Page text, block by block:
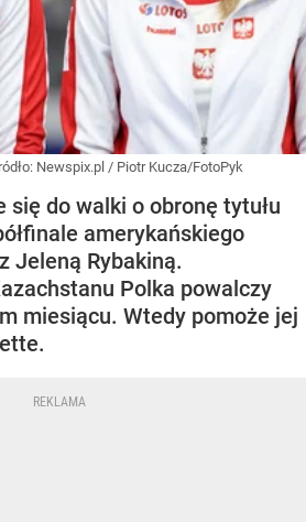
Newspix.pl / Piotr Kucza/FotoPyk
się do walki o obronę tytułu
amerykańskiego
Jeleną Rybakiną.
Polka powalczy
miesiącu. Wtedy pomoże jej